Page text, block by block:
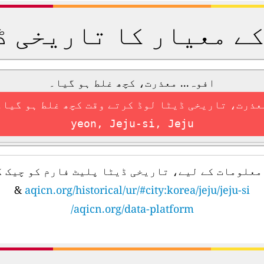
معیار کا تاریخی
افوہ... معذرت، کچھ غلط ہو گیا۔
تاریخی ڈیٹا لوڈ کرتے وقت کچھ غلط ہو
yeon, Jeju-si, Jeju
معلومات کے لیے، تاریخی ڈیٹا پلیٹ فارم کو چیک
aqicn.org/historical/ur/#city:korea/jeju/jeju-si
&
aqicn.org/data-platform/